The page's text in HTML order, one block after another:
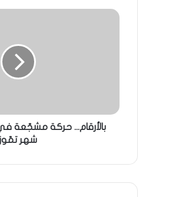
بالأرقام... حركة مشجّعة
شهر تمّوز